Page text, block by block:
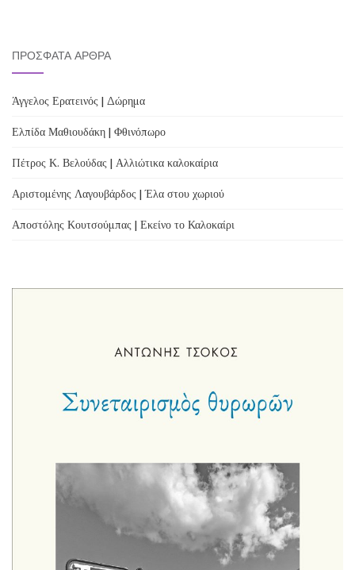
ΠΡΌΣΦΑΤΑ ΆΡΘΡΑ
Άγγελος Ερατεινός | Δώρημα
Ελπίδα Μαθιουδάκη | Φθινόπωρο
Πέτρος Κ. Βελούδας | Αλλιώτικα καλοκαίρια
Αριστομένης Λαγουβάρδος | Έλα στου χωριού
Αποστόλης Κουτσούμπας | Εκείνο το Καλοκαίρι